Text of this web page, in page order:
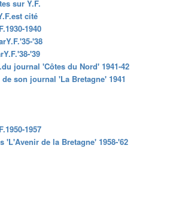
sur Y.F.
cité
1940
'38
'39
journal 'Côtes du Nord' 1941-42
son journal 'La Bretagne' 1941
1957
'L'Avenir de la Bretagne' 1958-'62